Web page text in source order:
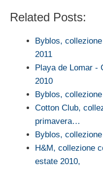
Related Posts:
Byblos,
2011
Playa de Lomar -
2010
Byblos,
Cotton Club,
primavera…
Byblos,
H&M, collezione
estate 2010,